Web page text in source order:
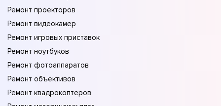
Ремонт проекторов
Ремонт видеокамер
Ремонт игровых приставок
Ремонт ноутбуков
Ремонт фотоаппаратов
Ремонт объективов
Ремонт квадрокоптеров